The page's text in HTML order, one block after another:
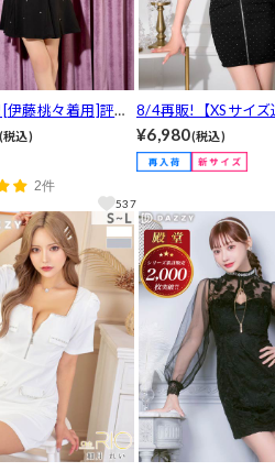
藤桃々着用]評判
レスの声!輝くスト
クロスネック半袖A
丈キャバドレス[S
ズ展開]
(税込)
2件
537
8/4再販!【XSサイズ
[明日花キララ着用]谷
全ジップ×ベルトで脚
♪ビジュー付きツイ
品に映えるタイトミ
バドレス[XS~L/4サ
¥6,980(税込)